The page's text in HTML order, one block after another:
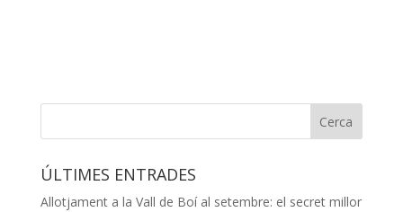
ÚLTIMES ENTRADES
Allotjament a la Vall de Boí al setembre: el secret millor